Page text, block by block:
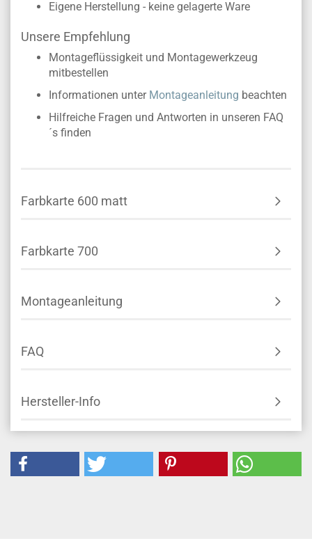
Eigene Herstellung - keine gelagerte Ware
Unsere Empfehlung
Montageflüssigkeit und Montagewerkzeug
mitbestellen
Informationen unter Montageanleitung beachten
Hilfreiche Fragen und Antworten in unseren FAQ
´s finden
Farbkarte 600 matt
Farbkarte 700
Montageanleitung
FAQ
Hersteller-Info